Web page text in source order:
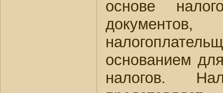
основе
основанием
налогов.